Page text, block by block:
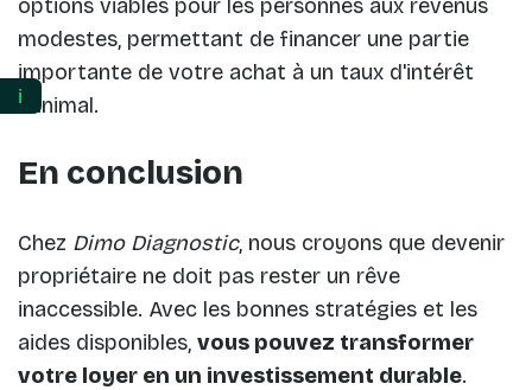
options viables pour les personnes aux revenus
modestes, permettant de financer une partie
importante de votre achat à un taux d'intérêt
minimal.
En conclusion
Chez Dimo Diagnostic, nous croyons que devenir
propriétaire ne doit pas rester un rêve
inaccessible. Avec les bonnes stratégies et les
aides disponibles, vous pouvez transformer
votre loyer en un investissement durable.
ℹ️